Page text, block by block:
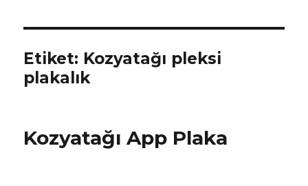
Etiket: Kozyatağı pleksi
plakalık
Kozyatağı App Plaka